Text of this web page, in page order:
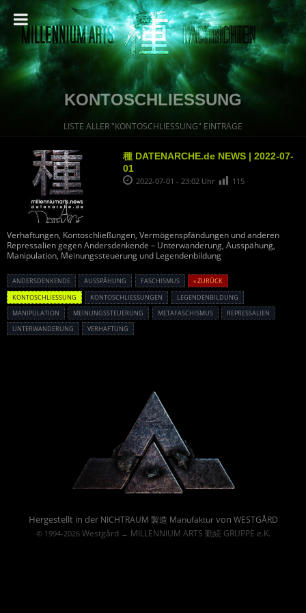
KONTOSCHLIESSUNG
LISTE ALLER "KONTOSCHLIESSUNG" EINTRÄGE
種 DATENARCHE.de NEWS | 2022-07-
01
2022-07-01 - 23:02 Uhr 115
Verhaftungen, Kontoschließungen, Vermögenspfändungen und anderen
Repressalien gegen Andersdenkende – Unterwanderung, Ausspähung,
Manipulation, Meinungssteuerung und Legendenbildung
ANDERSDENKENDE AUSSPÄHUNG FASCHISMUS
« ZURÜCK
KONTOSCHLIESSUNG
KONTOSCHLIESSUNGEN
LEGENDENBILDUNG
MANIPULATION
MEINUNGSSTEUERUNG METAFASCHISMUS
REPRESSALIEN
UNTERWANDERUNG
VERHAFTUNG
Hergestellt in der NICHTRAUM 製造 Manufakturvon WESTGÅRD
© 1994-2026 Westgård→ MILLENNIUM ARTS 勤続 GRUPPE e.K.
Powered By :